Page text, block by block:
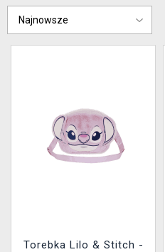
Torebka Lilo & Stitch -